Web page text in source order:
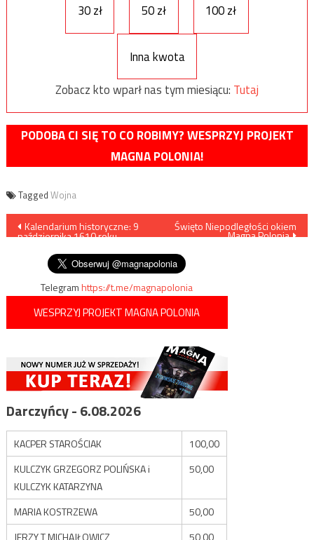
30 zł 50 zł 100 zł
Inna kwota
Zobacz kto wparł nas tym miesiącu: Tutaj
PODOBA CI SIĘ TO CO ROBIMY? WESPRZYJ PROJEKT
MAGNA POLONIA!
Tagged Wojna
Nawigacja
wpisu
Kalendarium historyczne: 9
października 1610 roku –
Święto Niepodległości okiem
Magna Polonia
Telegramhttps://t.me/magnapolonia
WESPRZYJ PROJEKT MAGNA POLONIA
Darczyńcy - 6.08.2026
KACPER STAROŚCIAK
100,00
KULCZYK GRZEGORZ POLIŃSKA i
KULCZYK KATARZYNA
50,00
MARIA KOSTRZEWA
50,00
JERZY T MICHAJŁOWICZ
50,00